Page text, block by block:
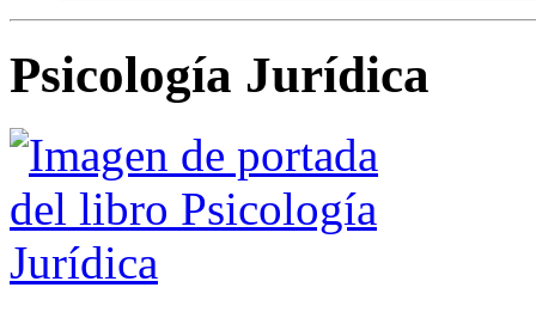
Psicología Jurídica